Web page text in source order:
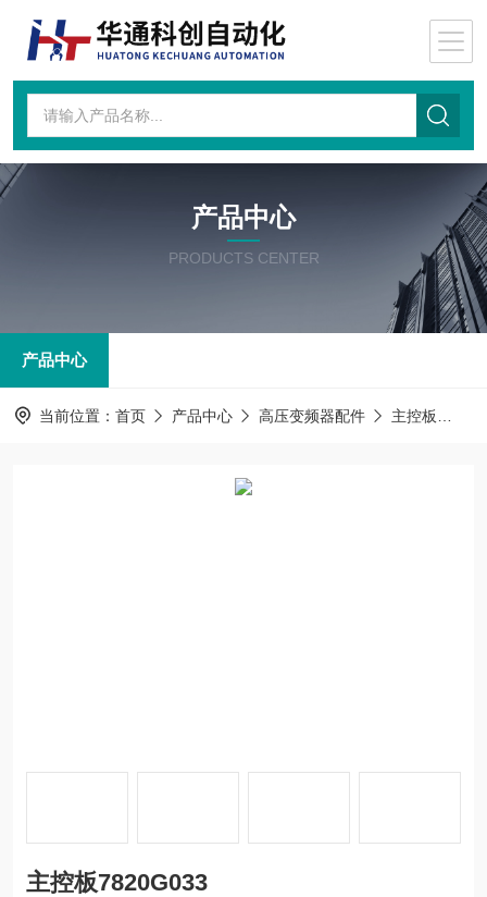
产品中心
PRODUCTS CENTER
产品中心
当前位置： 首页 产品中心 高压变频器配件 主控板
主控板7820G033